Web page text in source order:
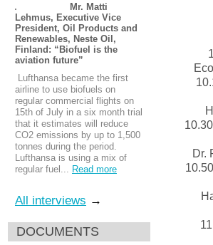
Mr. Matti
Lehmus, Executive Vice
President, Oil Products and
Renewables, Neste Oil,
Finland: “Biofuel is the
aviation future”
Lufthansa became the first
airline to use biofuels on
regular commercial flights on
15th of July in a six month trial
that it estimates will reduce
CO2 emissions by up to 1,500
tonnes during the period.
Lufthansa is using a mix of
regular fuel... Read more
All interviews →
DOCUMENTS
Dr.